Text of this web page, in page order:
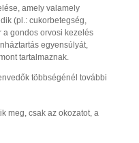
amely valamely
(pl.: cukorbetegség,
gondos orvosi kezelés
egyensúlyát,
tartalmaznak.
többségénél további
meg, csak az okozatot, a